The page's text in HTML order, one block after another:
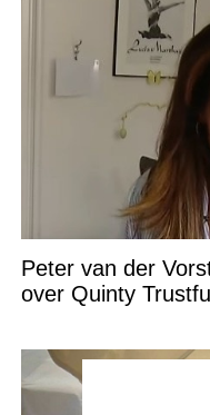
Peter van der
over Quinty Trustfull